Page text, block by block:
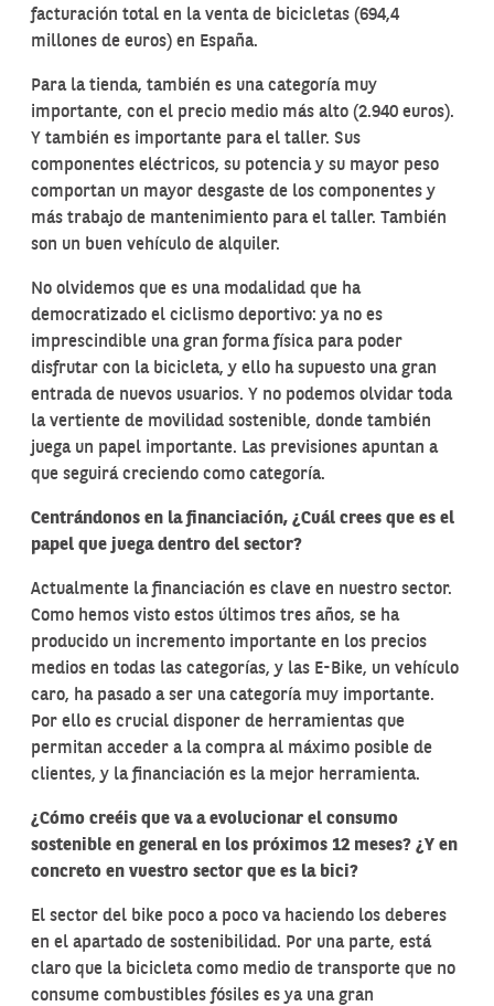
facturación total en la venta de bicicletas (694,4
millones de euros) en España.
Para la tienda, también es una categoría muy
importante, con el precio medio más alto (2.940 euros).
Y también es importante para el taller. Sus
componentes eléctricos, su potencia y su mayor peso
comportan un mayor desgaste de los componentes y
más trabajo de mantenimiento para el taller. También
son un buen vehículo de alquiler.
No olvidemos que es una modalidad que ha
democratizado el ciclismo deportivo: ya no es
imprescindible una gran forma física para poder
disfrutar con la bicicleta, y ello ha supuesto una gran
entrada de nuevos usuarios. Y no podemos olvidar toda
la vertiente de movilidad sostenible, donde también
juega un papel importante. Las previsiones apuntan a
que seguirá creciendo como categoría.
Centrándonos en la financiación, ¿Cuál crees que es el
papel que juega dentro del sector?
Actualmente la financiación es clave en nuestro sector.
Como hemos visto estos últimos tres años, se ha
producido un incremento importante en los precios
medios en todas las categorías, y las E-Bike, un vehículo
caro, ha pasado a ser una categoría muy importante.
Por ello es crucial disponer de herramientas que
permitan acceder a la compra al máximo posible de
clientes, y la financiación es la mejor herramienta.
¿Cómo creéis que va a evolucionar el consumo
sostenible en general en los próximos 12 meses? ¿Y en
concreto en vuestro sector que es la bici?
El sector del bike poco a poco va haciendo los deberes
en el apartado de sostenibilidad. Por una parte, está
claro que la bicicleta como medio de transporte que no
consume combustibles fósiles es ya una gran